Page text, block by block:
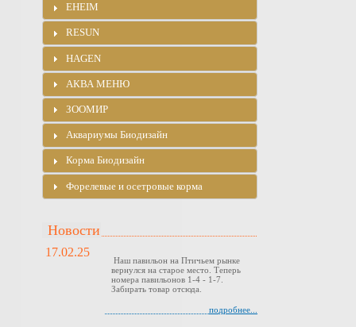
EHEIM
RESUN
HAGEN
АКВА МЕНЮ
ЗООМИР
Аквариумы Биодизайн
Корма Биодизайн
Форелевые и осетровые корма
Новости
17.02.25
Наш павильон на Птичьем рынке
вернулся на старое место. Теперь
номера павильонов 1-4 - 1-7.
Забирать товар отсюда.
подробнее...